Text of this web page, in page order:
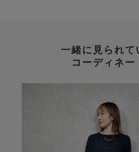
一緒に見られて
コーディネー